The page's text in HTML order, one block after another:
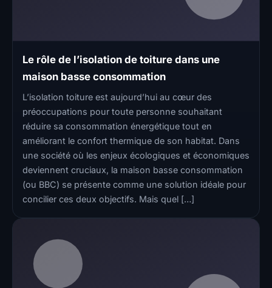
Le rôle de l’isolation de toiture dans une
maison basse consommation
L’isolation toiture est aujourd’hui au cœur des
préoccupations pour toute personne souhaitant
réduire sa consommation énergétique tout en
améliorant le confort thermique de son habitat. Dans
une société où les enjeux écologiques et économiques
deviennent cruciaux, la maison basse consommation
(ou BBC) se présente comme une solution idéale pour
concilier ces deux objectifs. Mais quel […]